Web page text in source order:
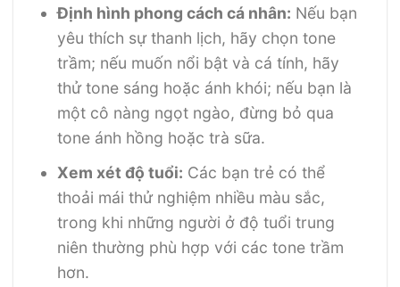
Định hình phong cách cá nhân: Nếu bạn
yêu thích sự thanh lịch, hãy chọn tone
trầm; nếu muốn nổi bật và cá tính, hãy
thử tone sáng hoặc ánh khói; nếu bạn là
một cô nàng ngọt ngào, đừng bỏ qua
tone ánh hồng hoặc trà sữa.
Xem xét độ tuổi: Các bạn trẻ có thể
thoải mái thử nghiệm nhiều màu sắc,
trong khi những người ở độ tuổi trung
niên thường phù hợp với các tone trầm
hơn.